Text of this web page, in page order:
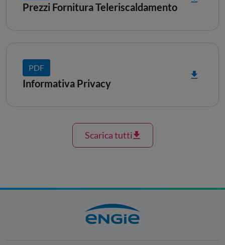
Prezzi Fornitura Teleriscaldamento
PDF
Informativa Privacy
Scarica tutti